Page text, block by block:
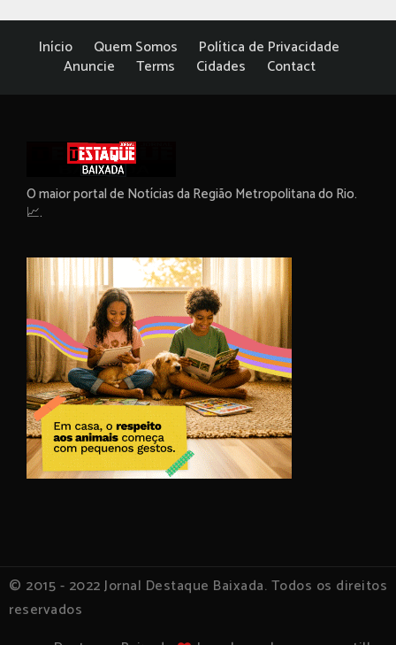
Início Quem Somos
Política de Privacidade
Anuncie
Terms Cidades Contact
O maior portal de Notícias da Região Metropolitana do Rio.
📈.
© 2015 - 2022 Jornal Destaque Baixada. Todos os direitos
reservados